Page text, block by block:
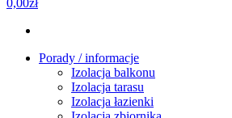
0,00zł
Porady / informacje
Izolacja balkonu
Izolacja tarasu
Izolacja łazienki